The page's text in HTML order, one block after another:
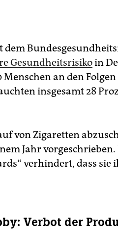
dem
Gesundheitsrisikoin
Menschen an den
insgesamt 28
von Zigaretten
Jahr
verhindert, dass
Verbot der